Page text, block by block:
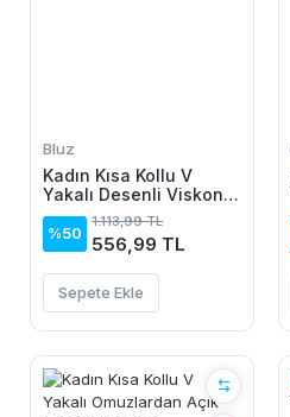
Bluz
Kadın Kısa Kollu V
Yakalı Desenli Viskon
Bluz
%50
1.113,99 TL
556,99 TL
Sepete Ekle